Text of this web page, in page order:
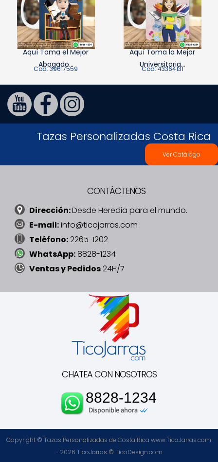
Aquí Toma el Mejor
Abogado...
Cod: 39617559
Aquí Toma la Mejor
Universitaria...
Cod: 43364131
Tazas Personalizadas Costa Rica
Ver Catálogo
CONTÁCTENOS
Dirección:Desde Heredia para el mundo.
E-mail:info@ticojarras.com
Teléfono:2265-1202
WhatsApp:8828-1234
Ventas y Pedidos24H/7
CHATEA CON NOSOTROS
8828-1234
Copyright © Tazas Personalizadas de Costa Rica www.TicoJarras.com
- 2026 TicoJarras © TicoDesign.com